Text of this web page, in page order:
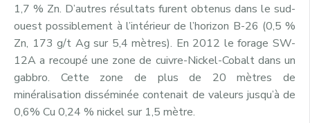
1,7 % Zn. D’autres résultats furent obtenus dans le sud-
ouest possiblement à l’intérieur de l’horizon B-26 (0,5 %
Zn, 173 g/t Ag sur 5,4 mètres). En 2012 le forage SW-
12A a recoupé une zone de cuivre-Nickel-Cobalt dans un
gabbro. Cette zone de plus de 20 mètres de
minéralisation disséminée contenait de valeurs jusqu’à de
0,6% Cu 0,24 % nickel sur 1,5 mètre.